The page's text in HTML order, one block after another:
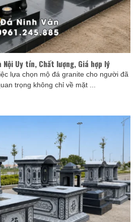
Uy tín, Chất lượng, Giá hợp lý
lựa chọn mộ đá granite cho người đã
trọng không chỉ về mặt ...